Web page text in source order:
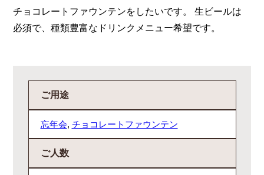
チョコレートファウンテンをしたいです。 生ビールは
必須で、種類豊富なドリンクメニュー希望です。
ご用途
忘年会, チョコレートファウンテン
ご人数